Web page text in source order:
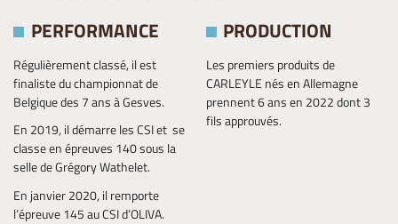
PERFORMANCE
Régulièrement classé, il est
finaliste du championnat de
Belgique des 7 ans à Gesves.
En 2019, il démarre les CSI et se
classe en épreuves 140 sous la
selle de Grégory Wathelet.
En janvier 2020, il remporte
l’épreuve 145 au CSI d’OLIVA.
PRODUCTION
Les premiers produits de
CARLEYLE nés en Allemagne
prennent 6 ans en 2022 dont 3
fils approuvés.